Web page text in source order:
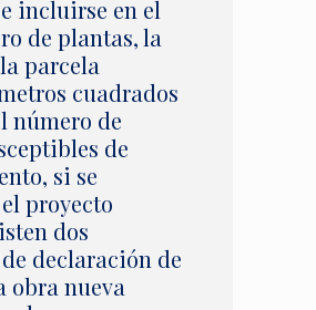
incluirse en el
de plantas, la
parcela
cuadrados
número de
de
si se
proyecto
dos
declaración de
obra nueva